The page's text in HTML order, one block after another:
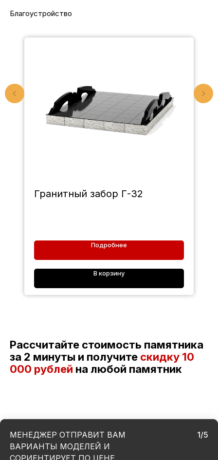
Благоустройство
Гранитный забор Г-32
Подробнее
В корзину
Рассчитайте стоимость памятника
за 2 минуты и получите скидку 10
000 рублей на любой памятник
МЕНЕДЖЕР ОТПРАВИТ ВАМ
ВАРИАНТЫ МОДЕЛЕЙ И
СОРИЕНТИРУЕТ ПО ЦЕНЕ
1/5